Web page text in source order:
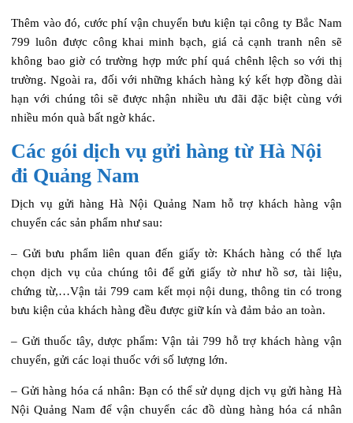
Thêm vào đó, cước phí vận chuyển bưu kiện tại công ty Bắc Nam
799 luôn được công khai minh bạch, giá cả cạnh tranh nên sẽ
không bao giờ có trường hợp mức phí quá chênh lệch so với thị
trường. Ngoài ra, đối với những khách hàng ký kết hợp đồng dài
hạn với chúng tôi sẽ được nhận nhiều ưu đãi đặc biệt cùng với
nhiều món quà bất ngờ khác.
Các gói dịch vụ gửi hàng từ Hà Nội
đi Quảng Nam
Dịch vụ gửi hàng Hà Nội Quảng Nam hỗ trợ khách hàng vận
chuyển các sản phẩm như sau:
– Gửi bưu phẩm liên quan đến giấy tờ: Khách hàng có thể lựa
chọn dịch vụ của chúng tôi để gửi giấy tờ như hồ sơ, tài liệu,
chứng từ,…Vận tải 799 cam kết mọi nội dung, thông tin có trong
bưu kiện của khách hàng đều được giữ kín và đảm bảo an toàn.
– Gửi thuốc tây, dược phẩm: Vận tải 799 hỗ trợ khách hàng vận
chuyển, gửi các loại thuốc với số lượng lớn.
– Gửi hàng hóa cá nhân: Bạn có thể sử dụng dịch vụ gửi hàng Hà
Nội Quảng Nam để vận chuyển các đồ dùng hàng hóa cá nhân